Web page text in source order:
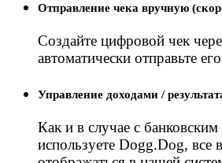
Отправление чека вручную
Создайте цифровой чек
автоматически отправьте
Управление доходами /
Как и в случае с
используете Dogg.Dog, все